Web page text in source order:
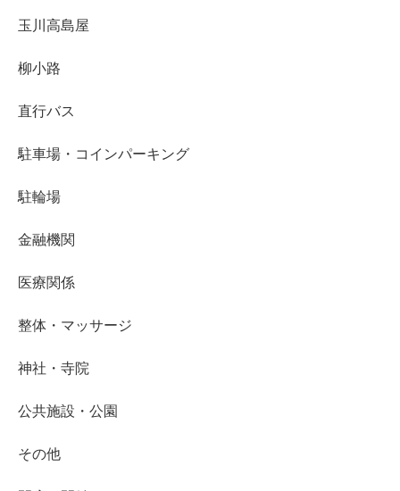
玉川高島屋
柳小路
直行バス
駐車場・コインパーキング
駐輪場
金融機関
医療関係
整体・マッサージ
神社・寺院
公共施設・公園
その他